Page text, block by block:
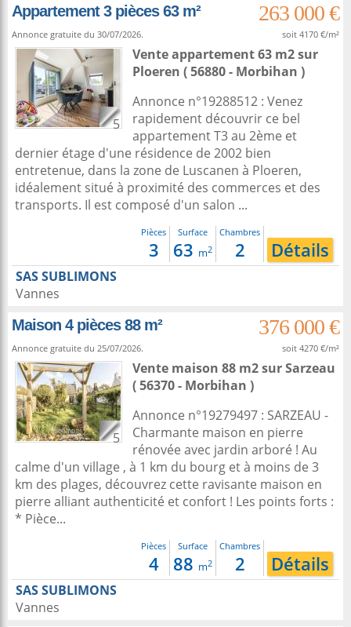
Appartement 3 pièces 63 m²
263 000 €
Annonce gratuite du 30/07/2026. soit 4170 €/m²
5
Vente appartement 63 m2sur
Ploeren ( 56880 - Morbihan )
Annonce n°19288512 : Venez
rapidement découvrir ce bel
appartement T3 au 2ème et
dernier étage d'une résidence de 2002 bien
entretenue, dans la zone de Luscanen à Ploeren,
idéalement situé à proximité des commerces et des
transports. Il est composé d'un salon ...
Pièces
3
Surface
63 m2
Chambres
2 Détails
SAS SUBLIMONS
Vannes
Maison 4 pièces 88 m²
376 000 €
Annonce gratuite du 25/07/2026. soit 4270 €/m²
5
Vente maison 88 m2surSarzeau
( 56370 - Morbihan )
Annonce n°19279497 : SARZEAU -
Charmante maison en pierre
rénovée avec jardin arboré ! Au
calme d'un village , à 1 km du bourg et à moins de 3
km des plages, découvrez cette ravisante maison en
pierre alliant authenticité et confort ! Les points forts :
* Pièce...
Pièces
4
Surface
88 m2
Chambres
2 Détails
SAS SUBLIMONS
Vannes